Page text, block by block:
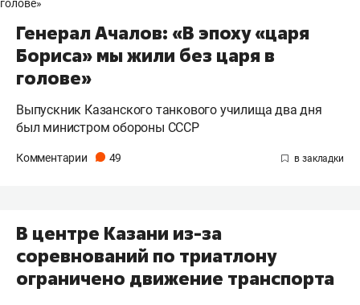
Генерал Ачалов: «В эпоху «царя
Бориса» мы жили без царя в
голове»
Выпускник Казанского танкового училища два дня
был министром обороны СССР
Комментарии 49
В центре Казани из-за
соревнований по триатлону
ограничено движение транспорта